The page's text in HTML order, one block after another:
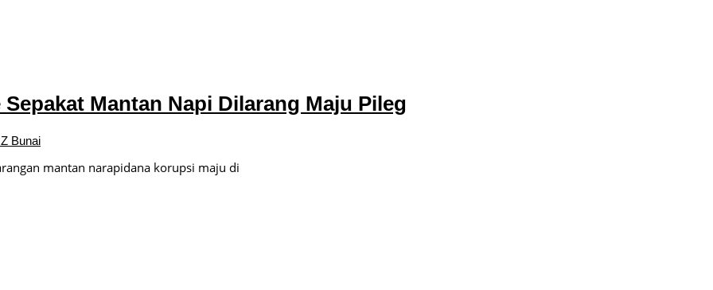
Mantan Napi Dilarang Maju Pileg
Bunai
mantan narapidana korupsi maju di